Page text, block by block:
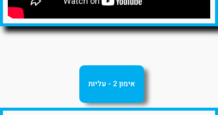
אימון 2 - עליות